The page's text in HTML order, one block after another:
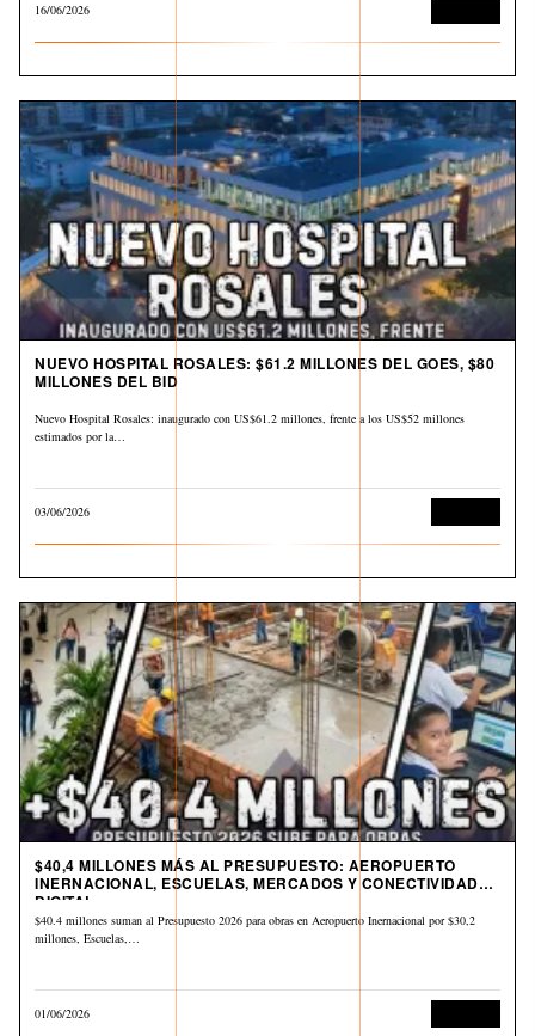
16/06/2026
NUEVO HOSPITAL ROSALES: $61.2 MILLONES DEL GOES, $80
MILLONES DEL BID
Nuevo Hospital Rosales: inaugurado con US$61.2 millones, frente a los US$52 millones
estimados por la…
03/06/2026
$40,4 MILLONES MÁS AL PRESUPUESTO: AEROPUERTO
INERNACIONAL, ESCUELAS, MERCADOS Y CONECTIVIDAD
DIGITAL
$40.4 millones suman al Presupuesto 2026 para obras en Aeropuerto Inernacional por $30,2
millones, Escuelas,…
01/06/2026